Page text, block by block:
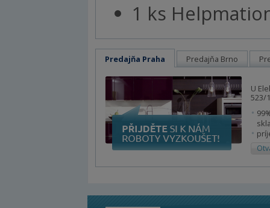
1 ks
Predajňa Praha Predajňa Brno
U
523/